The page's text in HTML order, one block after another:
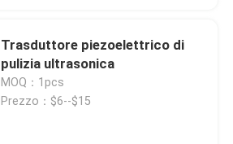
Trasduttore piezoelettrico di
pulizia ultrasonica
MOQ：1pcs
Prezzo：$6--$15